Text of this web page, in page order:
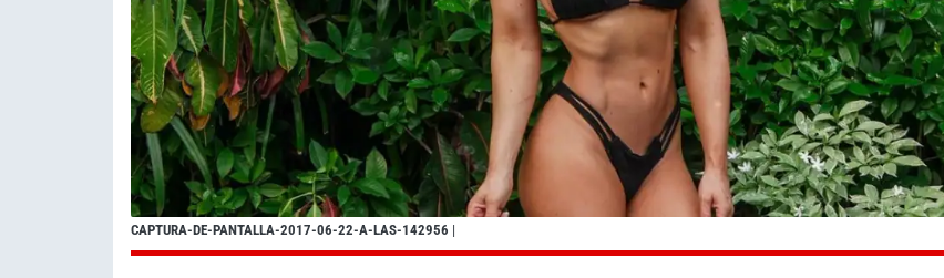
CAPTURA-DE-PANTALLA-2017-06-22-A-LAS-142956 |